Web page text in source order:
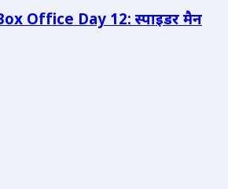
Office Day 12: स्पाइडर मैन